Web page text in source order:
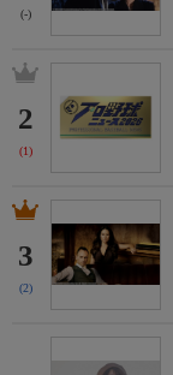
(-)
2
(1)
3
(2)